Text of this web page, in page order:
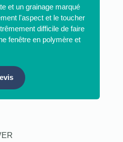
et un grainage marqué
l'aspect et le toucher
difficile de faire
fenêtre en polymère et